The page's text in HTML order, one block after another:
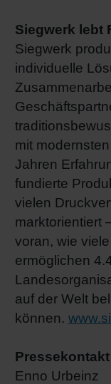
Siegwerk lebt
Siegwerk
individuelle
mit
Jahren
fundierte
vielen
marktorientiert
voran, wie
ermöglichen
auf der Welt
können.
Pressekontakt
Enno Urbeinz